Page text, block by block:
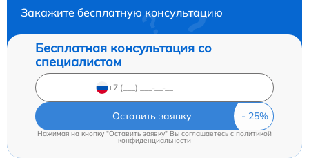
Закажите бесплатную консультацию
Бесплатная консультация со
специалистом
Оставить заявку
Нажимая на кнопку "Оставить заявку" Вы соглашаетесь cполитикой
конфиденциальности